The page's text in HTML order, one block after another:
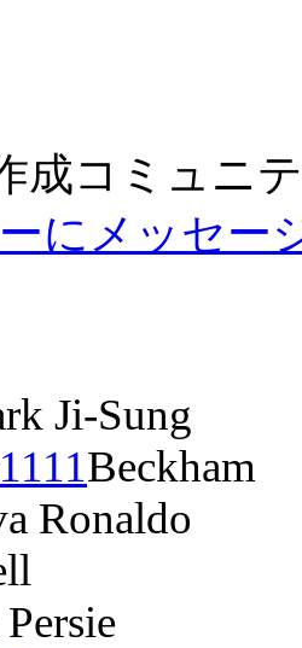
成コミュニ
にメッセー
Ji-Sung
Beckham
Ronaldo